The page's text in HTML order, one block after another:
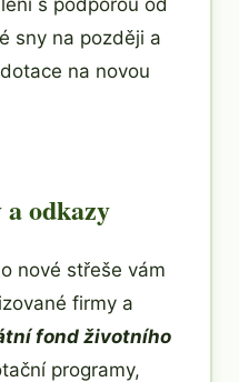
s podporou od
sny na později a
na novou
odkazy
nové střeše vám
firmy a
fond životního
programy,